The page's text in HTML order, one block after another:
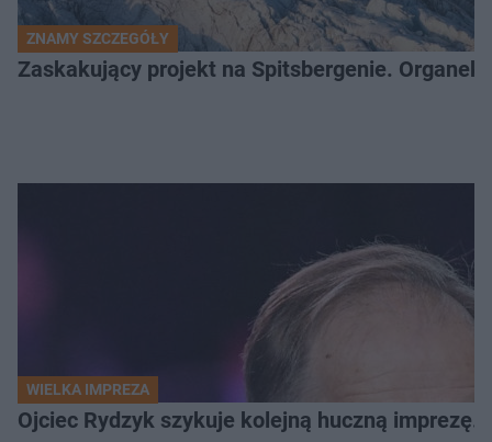
ZNAMY SZCZEGÓŁY
Zaskakujący projekt na Spitsbergenie.
WIELKA IMPREZA
Ojciec Rydzyk szykuje kolejną huczną imprezę.